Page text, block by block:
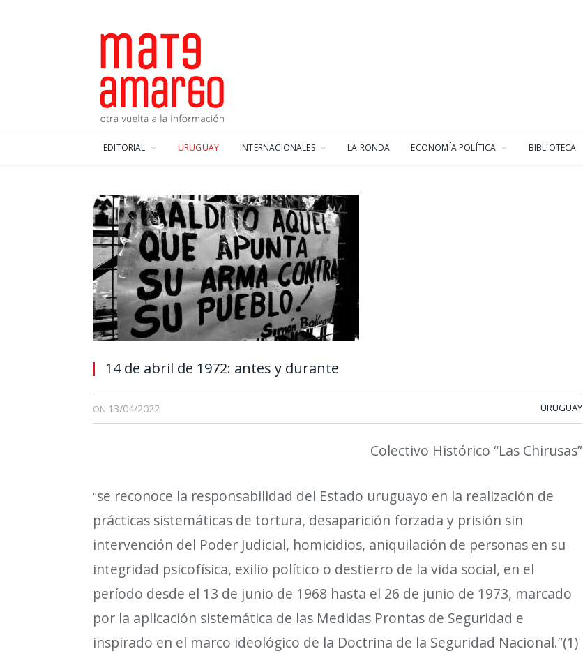
EDITORIAL URUGUAY INTERNACIONALES LA RONDA ECONOMÍA POLÍTICA BIBLIOTECA
14 de abril de 1972: antes y durante
ON 13/04/2022 URUGUAY
Colectivo Histórico “Las Chirusas”
“se reconoce la responsabilidad del Estado uruguayo en la realización de
prácticas sistemáticas de tortura, desaparición forzada y prisión sin
intervención del Poder Judicial, homicidios, aniquilación de personas en su
integridad psicofísica, exilio político o destierro de la vida social, en el
período desde el 13 de junio de 1968 hasta el 26 de junio de 1973, marcado
por la aplicación sistemática de las Medidas Prontas de Seguridad e
inspirado en el marco ideológico de la Doctrina de la Seguridad Nacional.”(1)